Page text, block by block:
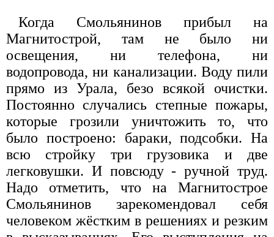
Когда Смольянинов прибыл на
Магнитострой, там не было ни
освещения, ни телефона, ни
водопровода, ни канализации. Воду пили
прямо из Урала, безо всякой очистки.
Постоянно случались степные пожары,
которые грозили уничтожить то, что
было построено: бараки, подсобки. На
всю стройку три грузовика и две
легковушки. И повсюду - ручной труд.
Надо отметить, что на Магнитострое
Смольянинов зарекомендовал себя
человеком жёстким в решениях и резким